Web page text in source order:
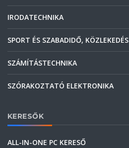
IRODATECHNIKA
SPORT ÉS SZABADIDŐ, KÖZLEKEDÉS
SZÁMÍTÁSTECHNIKA
SZÓRAKOZTATÓ ELEKTRONIKA
KERESŐK
ALL-IN-ONE PC KERESŐ